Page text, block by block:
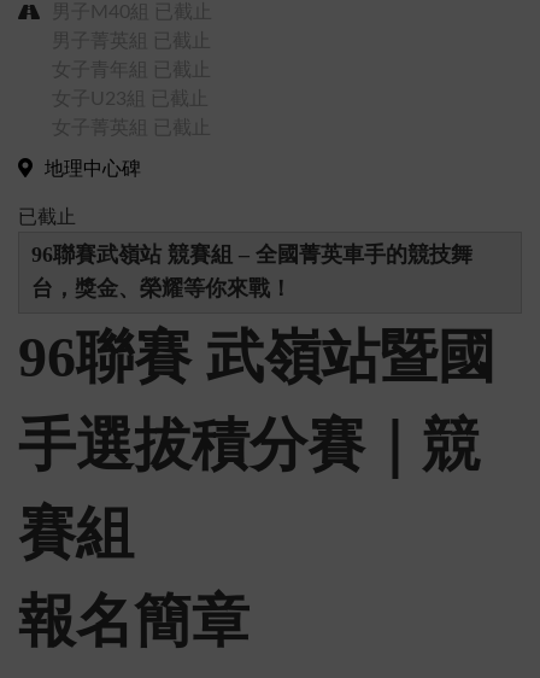
男子M40組
已截止
男子菁英組
已截止
女子青年組
已截止
女子U23組
已截止
女子菁英組
已截止
地理中心碑
已截止
96聯賽武嶺站 競賽組 – 全國菁英車手的競技舞
台，獎金、榮耀等你來戰！
96聯賽 武嶺站暨國
手選拔積分賽｜ 競
賽組
報名簡章